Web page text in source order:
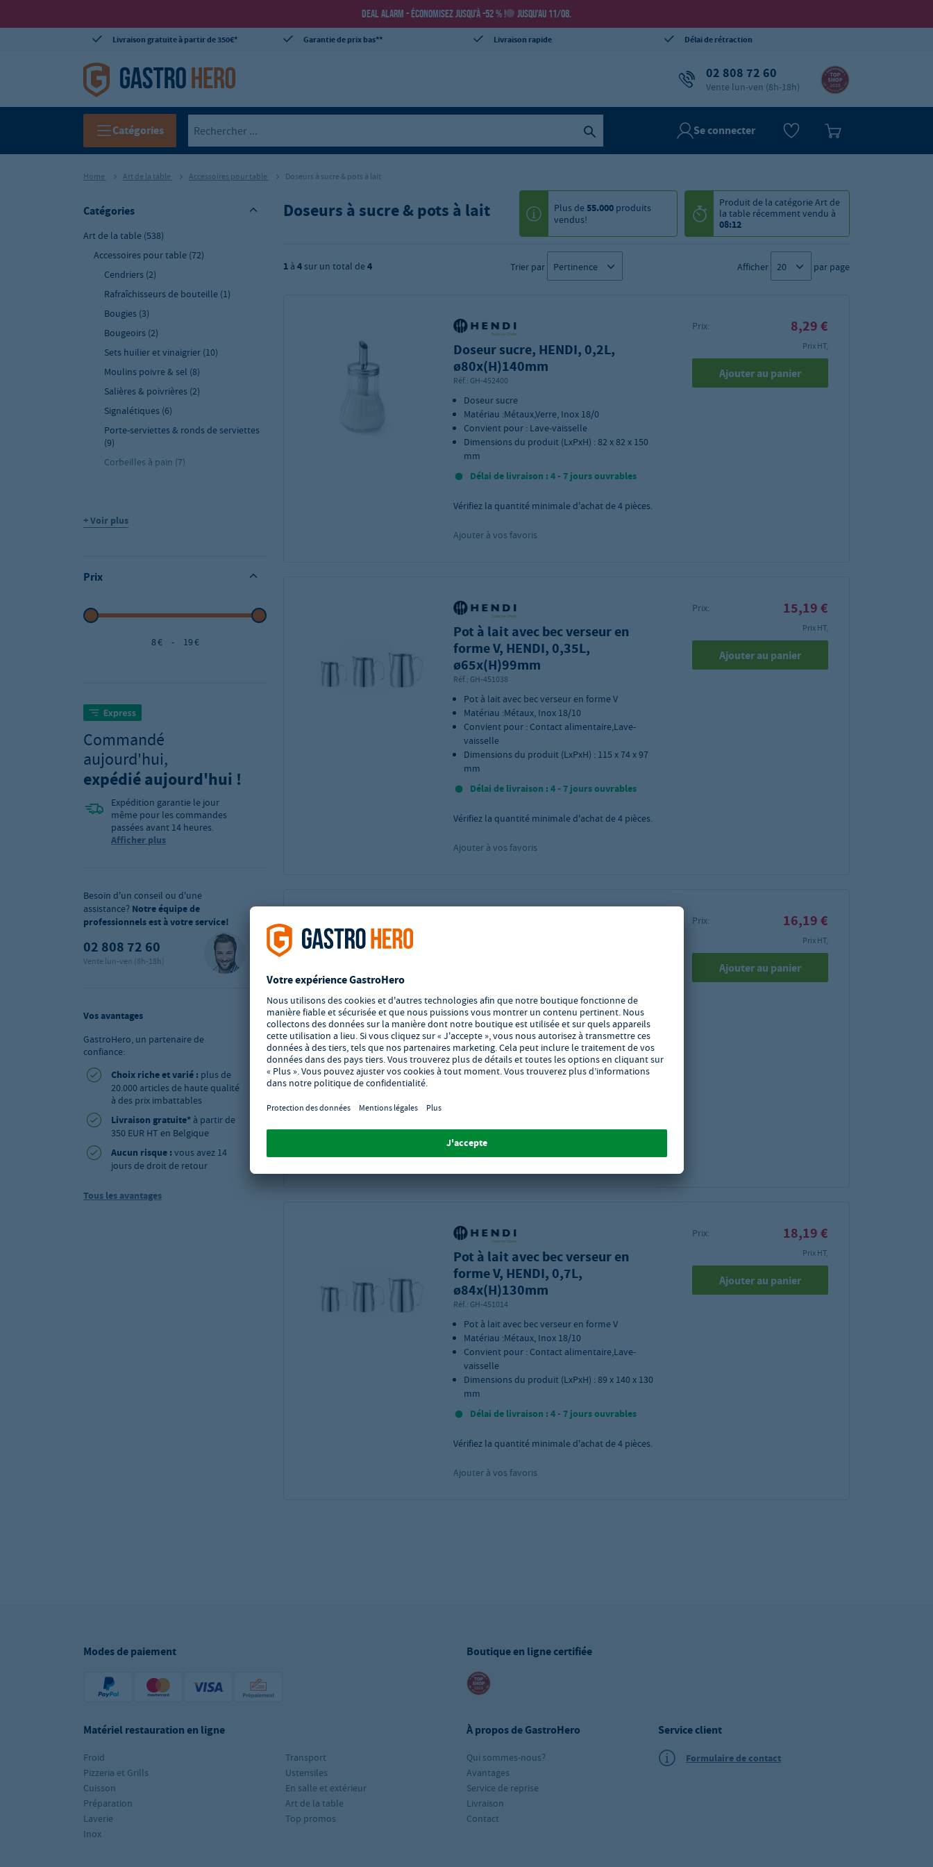
DEAL ALARM - ÉCONOMISEZ JUSQU’À -52 % ! JUSQU’AU 11/08.
Livraison gratuite à partir de 350€* Garantie de prix bas** Livraison rapide Délai de rétraction
02 808 72 60
Vente lun-ven (8h-18h)
Catégories Se connecter
Home Art de la table Accessoires pour table Doseurs à sucre & pots à lait
Catégories
Art de la table (538)
Accessoires pour table (72)
Cendriers (2)
Rafraîchisseurs de bouteille (1)
Bougies (3)
Bougeoirs (2)
Sets huilier et vinaigrier (10)
Moulins poivre & sel (8)
Salières & poivrières (2)
Signalétiques (6)
Porte-serviettes & ronds de serviettes
(9)
Corbeilles à pain (7)
Supports de menu
+ Voir plus
Prix
8 € - 19 €
Commandé
aujourd'hui,
expédié aujourd'hui !
Expédition garantie le jour
même pour les commandes
passées avant 14 heures.
Afficher plus
Besoin d'un conseil ou d'une
assistance? Notre équipe de
professionnels est à votre service!
02 808 72 60
Vente lun-ven (8h-18h)
Vos avantages
GastroHero, un partenaire de
confiance:
Choix riche et varié : plus de
20.000 articles de haute qualité
à des prix imbattables
Livraison gratuite* à partir de
350 EUR HT en Belgique
Aucun risque :vous avez 14
jours de droit de retour
Tous les avantages
Doseurs à sucre & pots à lait Plus de55.000produits
vendus!
Produit de la catégorieArt de
la table récemment vendu à
08:12
1 à 4 sur un total de4 Trier par Afficher par page
Doseur sucre, HENDI, 0,2L,
ø80x(H)140mm
Réf.: GH-452400
Doseur sucre
Matériau :Métaux,Verre, Inox 18/0
Convient pour : Lave-vaisselle
Dimensions du produit (LxPxH) : 82 x 82 x 150
mm
Délai de livraison : 4 - 7 jours ouvrables
Vérifiez la quantité minimale d'achat de4 pièces.
Ajouter à vos favoris
Prix: 8,29 €
Prix HT,
Ajouter au panier
Pot à lait avec bec verseur en
forme V, HENDI, 0,35L,
ø65x(H)99mm
Réf.: GH-451038
Pot à lait avec bec verseur en forme V
Matériau :Métaux, Inox 18/10
Convient pour : Contact alimentaire,Lave-
vaisselle
Dimensions du produit (LxPxH) : 115 x 74 x 97
mm
Délai de livraison : 4 - 7 jours ouvrables
Vérifiez la quantité minimale d'achat de4 pièces.
Ajouter à vos favoris
Prix: 15,19 €
Prix HT,
Ajouter au panier
Pot à lait avec bec verseur en forme V
Matériau :Métaux, Inox 18/10
Convient pour : Contact alimentaire,Lave-
vaisselle
Dimensions du produit (LxPxH) : 79 x 120 x 113
Vérifiez la quantité minimale d'achat de4pièces.
Ajouter à vos favoris
Prix: 16,19 €
Prix HT,
Ajouter au panier
Pot à lait avec bec verseur en
forme V, HENDI, 0,7L,
ø84x(H)130mm
Réf.: GH-451014
Pot à lait avec bec verseur en forme V
Matériau :Métaux, Inox 18/10
Convient pour : Contact alimentaire,Lave-
vaisselle
Dimensions du produit (LxPxH) : 89 x 140 x 130
mm
Délai de livraison : 4 - 7 jours ouvrables
Vérifiez la quantité minimale d'achat de4 pièces.
Ajouter à vos favoris
Prix: 18,19 €
Prix HT,
Ajouter au panier
Modes de paiement Boutique en ligne certifiée
Matériel restauration en ligne
Froid
Pizzeria et Grills
Cuisson
Préparation
Laverie
Inox
Transport
Ustensiles
En salle et extérieur
Art de la table
Top promos
À propos de GastroHero
Qui sommes-nous?
Avantages
Service de reprise
Livraison
Contact
Service client
Formulaire de contact